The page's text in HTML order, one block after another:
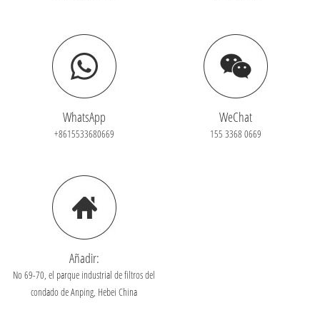
WhatsApp
+8615533680669
WeChat
155 3368 0669
Añadir:
No 69-70, el parque industrial de filtros del
condado de Anping, Hebei China